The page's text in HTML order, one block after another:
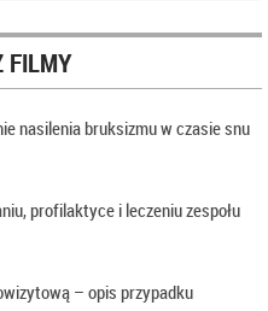
FILMY
nasilenia bruksizmu w czasie snu
profilaktyce i leczeniu zespołu
– opis przypadku